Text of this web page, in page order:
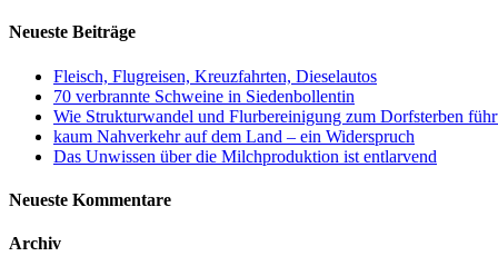
Neueste Beiträge
Fleisch, Flugreisen, Kreuzfahrten, Dieselautos
70 verbrannte Schweine in Siedenbollentin
Wie Strukturwandel und Flurbereinigung zum Dorfsterben
kaum Nahverkehr auf dem Land – ein Widerspruch
Das Unwissen über die Milchproduktion ist entlarvend
Neueste Kommentare
Archiv